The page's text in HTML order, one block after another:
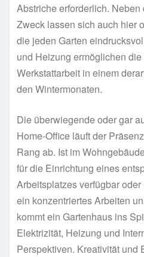
Abstriche erforderlich.
Zweck lassen sich auch hier
die jeden Garten
und Heizung ermöglichen
Werkstattarbeit in einem
den Wintermonaten.
Die überwiegende oder gar
Home-Office läuft der
Rang ab. Ist im
für die Einrichtung eines
Arbeitsplatzes verfügbar
ein konzentriertes Arbeiten
kommt ein Gartenhaus ins
Elektrizität, Heizung und
Perspektiven. Kreativität und